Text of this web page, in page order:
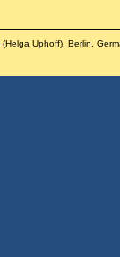
(Helga Uphoff), Berlin,